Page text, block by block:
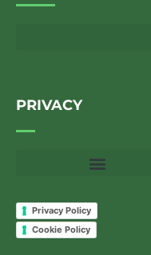
PRIVACY
Privacy Policy
Cookie Policy